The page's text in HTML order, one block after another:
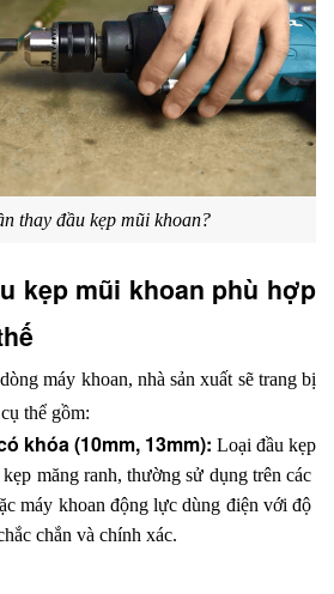
thay đầu kẹp mũi khoan?
kẹp mũi khoan phù hợp
máy khoan, nhà sản xuất sẽ trang bị
thể gồm:
khóa (10mm, 13mm): Loại đầu kẹp
măng ranh, thường sử dụng trên các
máy khoan động lực dùng điện với độ
chắn và chính xác.